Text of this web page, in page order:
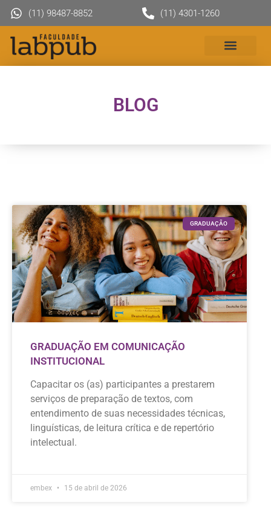
(11) 98487-8852 (11) 4301-1260
BLOG
GRADUAÇÃO
GRADUAÇÃO EM COMUNICAÇÃO
INSTITUCIONAL
Capacitar os (as) participantes a prestarem
serviços de preparação de textos, com
entendimento de suas necessidades técnicas,
linguísticas, de leitura crítica e de repertório
intelectual.
embex 15 de abril de 2026